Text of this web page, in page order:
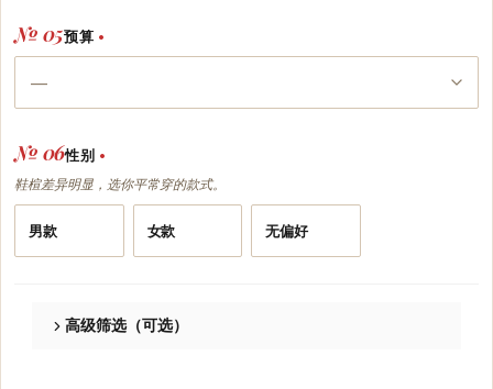
№ 05预算 •
№ 06性别 •
鞋楦差异明显，选你平常穿的款式。
男款 女款 无偏好
高级筛选（可选）